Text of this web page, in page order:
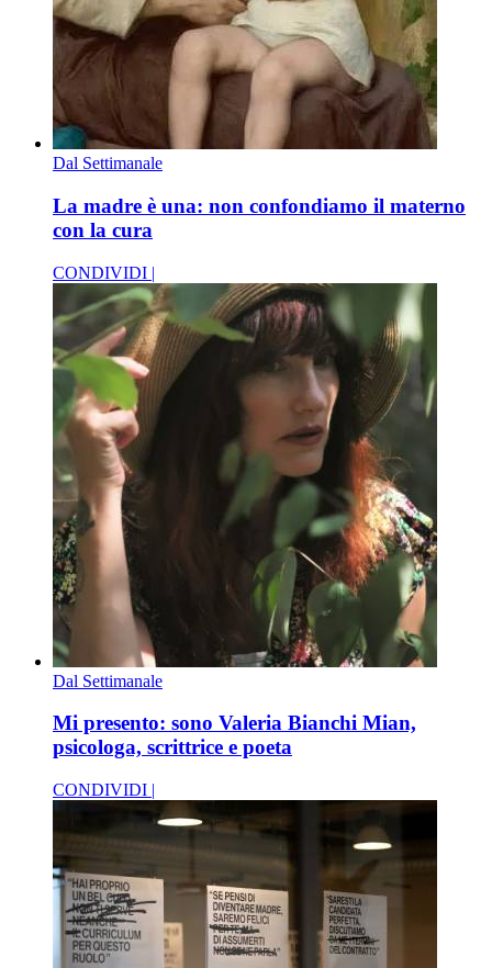
Dal Settimanale
La madre è una: non confondiamo il materno
con la cura
CONDIVIDI |
Dal Settimanale
Mi presento: sono Valeria Bianchi Mian,
psicologa, scrittrice e poeta
CONDIVIDI |